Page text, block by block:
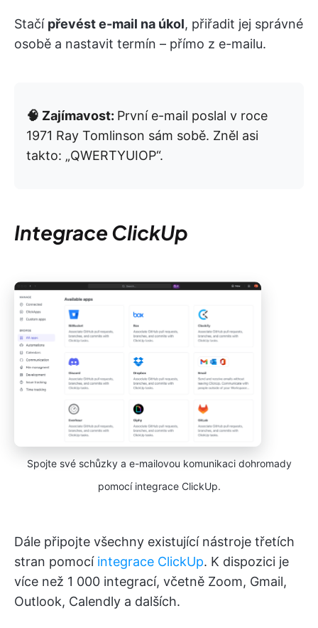
Stačí převést e-mail na úkol, přiřadit jej správné
osobě a nastavit termín – přímo z e-mailu.
🧠 Zajímavost: První e-mail poslal v roce
1971 Ray Tomlinson sám sobě. Zněl asi
takto: „QWERTYUIOP“.
Integrace ClickUp
Spojte své schůzky a e-mailovou komunikaci dohromady
pomocí integrace ClickUp.
Dále připojte všechny existující nástroje třetích
stran pomocí integrace ClickUp. K dispozici je
více než 1 000 integrací, včetně Zoom, Gmail,
Outlook, Calendly a dalších.